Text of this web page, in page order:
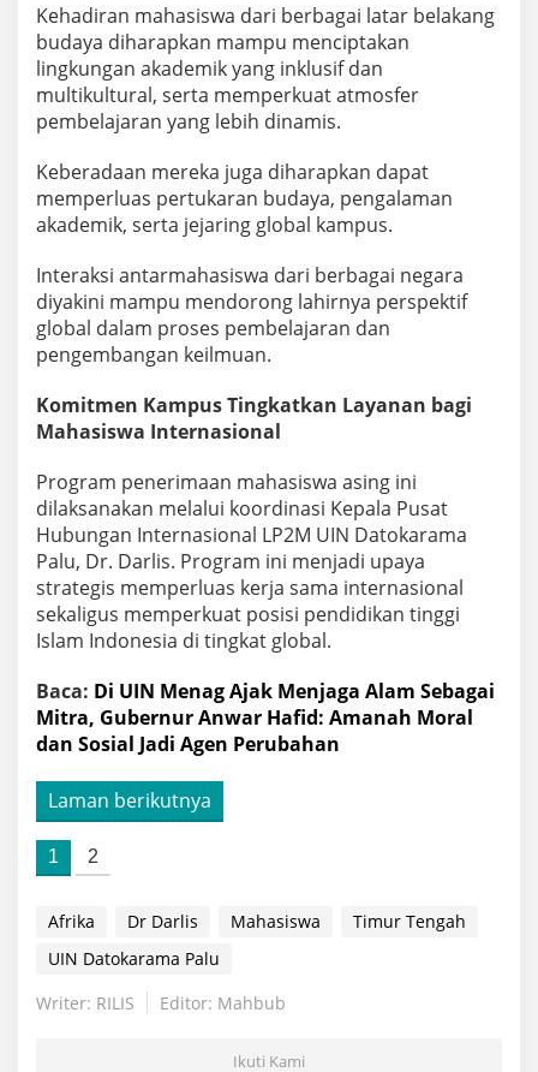
Kehadiran mahasiswa dari berbagai latar belakang
budaya diharapkan mampu menciptakan
lingkungan akademik yang inklusif dan
multikultural, serta memperkuat atmosfer
pembelajaran yang lebih dinamis.
Keberadaan mereka juga diharapkan dapat
memperluas pertukaran budaya, pengalaman
akademik, serta jejaring global kampus.
Interaksi antarmahasiswa dari berbagai negara
diyakini mampu mendorong lahirnya perspektif
global dalam proses pembelajaran dan
pengembangan keilmuan.
Komitmen Kampus Tingkatkan Layanan bagi
Mahasiswa Internasional
Program penerimaan mahasiswa asing ini
dilaksanakan melalui koordinasi Kepala Pusat
Hubungan Internasional LP2M UIN Datokarama
Palu, Dr. Darlis. Program ini menjadi upaya
strategis memperluas kerja sama internasional
sekaligus memperkuat posisi pendidikan tinggi
Islam Indonesia di tingkat global.
Baca: Di UIN Menag Ajak Menjaga Alam Sebagai
Mitra, Gubernur Anwar Hafid: Amanah Moral
dan Sosial Jadi Agen Perubahan
Laman berikutnya
1 2
Afrika Dr Darlis Mahasiswa
Timur Tengah
UIN Datokarama Palu
Writer: RILIS
Editor: Mahbub
Ikuti Kami